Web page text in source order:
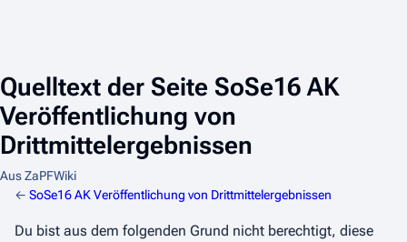
Quelltext der Seite SoSe16 AK
Veröffentlichung von
Drittmittelergebnissen
Aus ZaPFWiki
← SoSe16 AK Veröffentlichung von Drittmittelergebnissen
Du bist aus dem folgenden Grund nicht berechtigt, diese